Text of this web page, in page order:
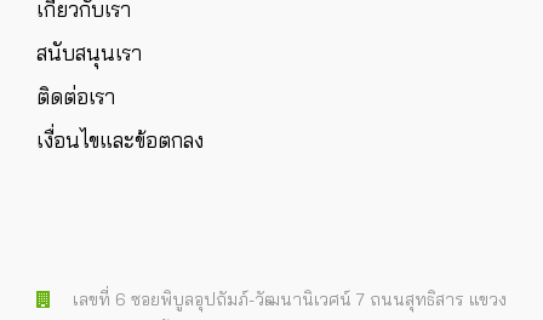
เกี่ยวกับเรา
สนับสนุนเรา
ติดต่อเรา
เงื่อนไขและข้อตกลง
เลขที่ 6 ซอยพิบูลอุปถัมภ์-วัฒนานิเวศน์ 7 ถนนสุทธิสาร แขวง